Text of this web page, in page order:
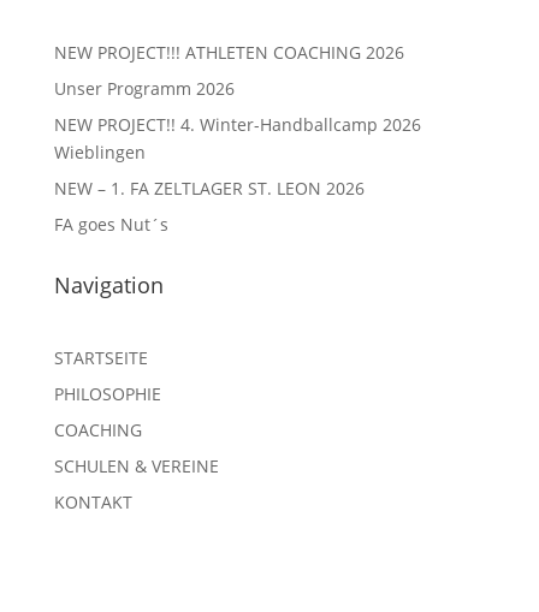
NEW PROJECT!!! ATHLETEN COACHING 2026
Unser Programm 2026
NEW PROJECT!! 4. Winter-Handballcamp 2026
Wieblingen
NEW – 1. FA ZELTLAGER ST. LEON 2026
FA goes Nut´s
Navigation
STARTSEITE
PHILOSOPHIE
COACHING
SCHULEN & VEREINE
KONTAKT